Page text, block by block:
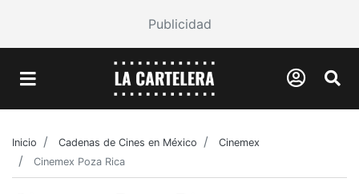
Publicidad
Inicio Cadenas de Cines en México
Cinemex
Cinemex Poza Rica